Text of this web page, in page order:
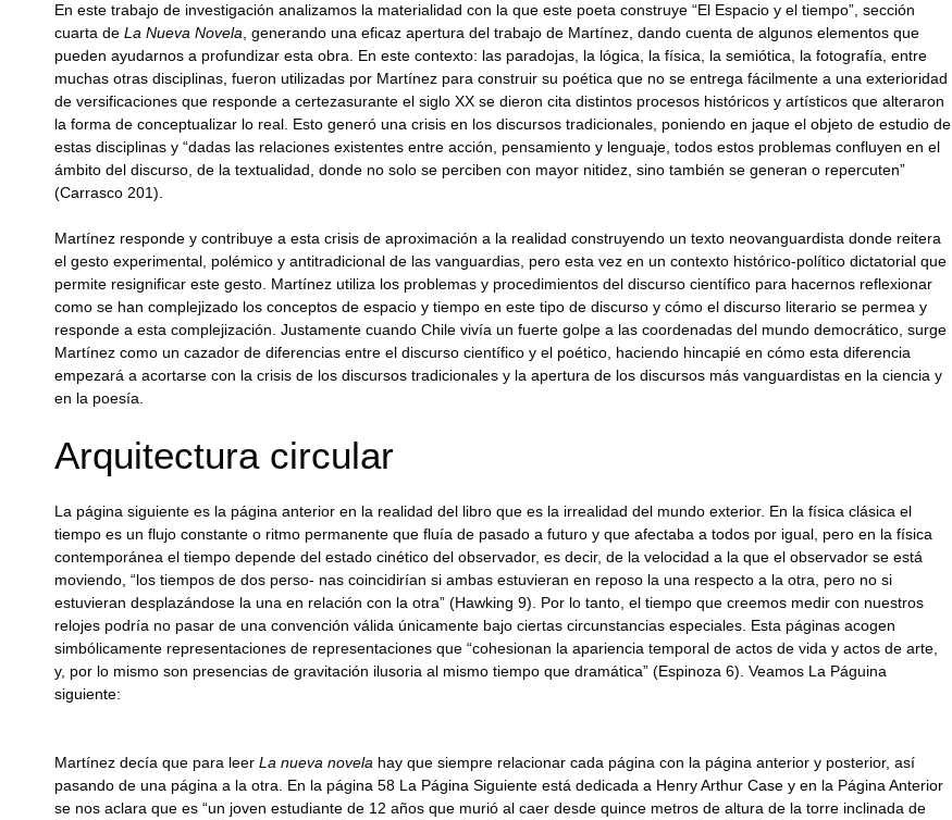
En este trabajo de investigación analizamos la materialidad con la que este poeta construye “El Espacio y el tiempo”, sección
cuarta de La Nueva Novela , generando una eficaz apertura del trabajo de Martínez, dando cuenta de algunos elementos que
pueden ayudarnos a profundizar esta obra. En este contexto: las paradojas, la lógica, la física, la semiótica, la fotografía, entre
muchas otras disciplinas, fueron utilizadas por Martínez para construir su poética que no se entrega fácilmente a una exterioridad
de versificaciones que responde a certezasurante el siglo XX se dieron cita distintos procesos históricos y artísticos que alteraron
la forma de conceptualizar lo real. Esto generó una crisis en los discursos tradicionales, poniendo en jaque el objeto de estudio de
estas disciplinas y “dadas las relaciones existentes entre acción, pensamiento y lenguaje, todos estos problemas confluyen en el
ámbito del discurso, de la textualidad, donde no solo se perciben con mayor nitidez, sino también se generan o repercuten”
(Carrasco 201).
Martínez responde y contribuye a esta crisis de aproximación a la realidad construyendo un texto neovanguardista donde reitera
el gesto experimental, polémico y antitradicional de las vanguardias, pero esta vez en un contexto histórico-político dictatorial que
permite resignificar este gesto. Martínez utiliza los problemas y procedimientos del discurso científico para hacernos reflexionar
como se han complejizado los conceptos de espacio y tiempo en este tipo de discurso y cómo el discurso literario se permea y
responde a esta complejización. Justamente cuando Chile vivía un fuerte golpe a las coordenadas del mundo democrático, surge
Martínez como un cazador de diferencias entre el discurso científico y el poético, haciendo hincapié en cómo esta diferencia
empezará a acortarse con la crisis de los discursos tradicionales y la apertura de los discursos más vanguardistas en la ciencia y
en la poesía.
Arquitectura circular
La página siguiente es la página anterior en la realidad del libro que es la irrealidad del mundo exterior. En la física clásica el
tiempo es un flujo constante o ritmo permanente que fluía de pasado a futuro y que afectaba a todos por igual, pero en la física
contemporánea el tiempo depende del estado cinético del observador, es decir, de la velocidad a la que el observador se está
moviendo, “los tiempos de dos perso- nas coincidirían si ambas estuvieran en reposo la una respecto a la otra, pero no si
estuvieran desplazándose la una en relación con la otra” (Hawking 9). Por lo tanto, el tiempo que creemos medir con nuestros
relojes podría no pasar de una convención válida únicamente bajo ciertas circunstancias especiales. Esta páginas acogen
simbólicamente representaciones de representaciones que “cohesionan la apariencia temporal de actos de vida y actos de arte,
y, por lo mismo son presencias de gravitación ilusoria al mismo tiempo que dramática” (Espinoza 6). Veamos La Páguina
siguiente:
Martínez decía que para leer La nueva novela hay que siempre relacionar cada página con la página anterior y posterior, así
pasando de una página a la otra. En la página 58 La Página Siguiente está dedicada a Henry Arthur Case y en la Página Anterior
se nos aclara que es “un joven estudiante de 12 años que murió al caer desde quince metros de altura de la torre inclinada de